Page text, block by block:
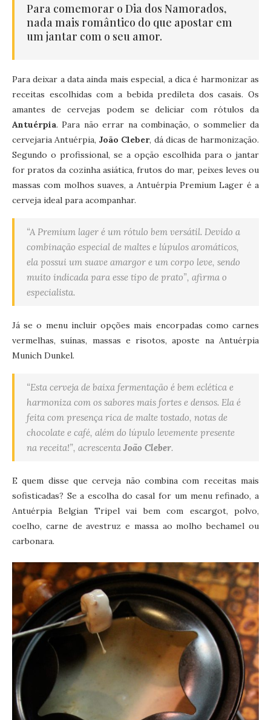
Para comemorar o Dia dos Namorados,
nada mais romântico do que apostar em
um jantar com o seu amor.
Para deixar a data ainda mais especial, a dica é harmonizar as
receitas escolhidas com a bebida predileta dos casais. Os
amantes de cervejas podem se deliciar com rótulos da
Antuérpia. Para não errar na combinação, o sommelier da
cervejaria Antuérpia, João Cleber, dá dicas de harmonização.
Segundo o profissional, se a opção escolhida para o jantar
for pratos da cozinha asiática, frutos do mar, peixes leves ou
massas com molhos suaves, a Antuérpia Premium Lager é a
cerveja ideal para acompanhar.
“A Premium lager é um rótulo bem versátil. Devido a
combinação especial de maltes e lúpulos aromáticos,
ela possui um suave amargor e um corpo leve, sendo
muito indicada para esse tipo de prato”, afirma o
especialista.
Já se o menu incluir opções mais encorpadas como carnes
vermelhas, suínas, massas e risotos, aposte na Antuérpia
Munich Dunkel.
“Esta cerveja de baixa fermentação é bem eclética e
harmoniza com os sabores mais fortes e densos. Ela é
feita com presença rica de malte tostado, notas de
chocolate e café, além do lúpulo levemente presente
na receita!”, acrescenta João Cleber.
E quem disse que cerveja não combina com receitas mais
sofisticadas? Se a escolha do casal for um menu refinado, a
Antuérpia Belgian Tripel vai bem com escargot, polvo,
coelho, carne de avestruz e massa ao molho bechamel ou
carbonara.